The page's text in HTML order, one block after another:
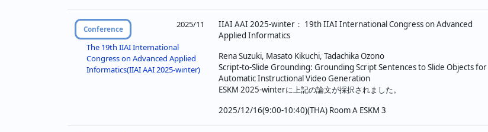
Conference 2025/11
The 19th IIAI International
Congress on Advanced Applied
Informatics(IIAI AAI 2025-winter)
IIAI AAI 2025-winter： 19th IIAI International Congress on Advanced
Applied Informatics
Rena Suzuki, Masato Kikuchi, Tadachika Ozono
Script-to-Slide Grounding: Grounding Script Sentences to Slide Objects for
Automatic Instructional Video Generation
ESKM 2025-winterに上記の論文が採択されました。
2025/12/16(9:00-10:40)(THA) Room A ESKM 3